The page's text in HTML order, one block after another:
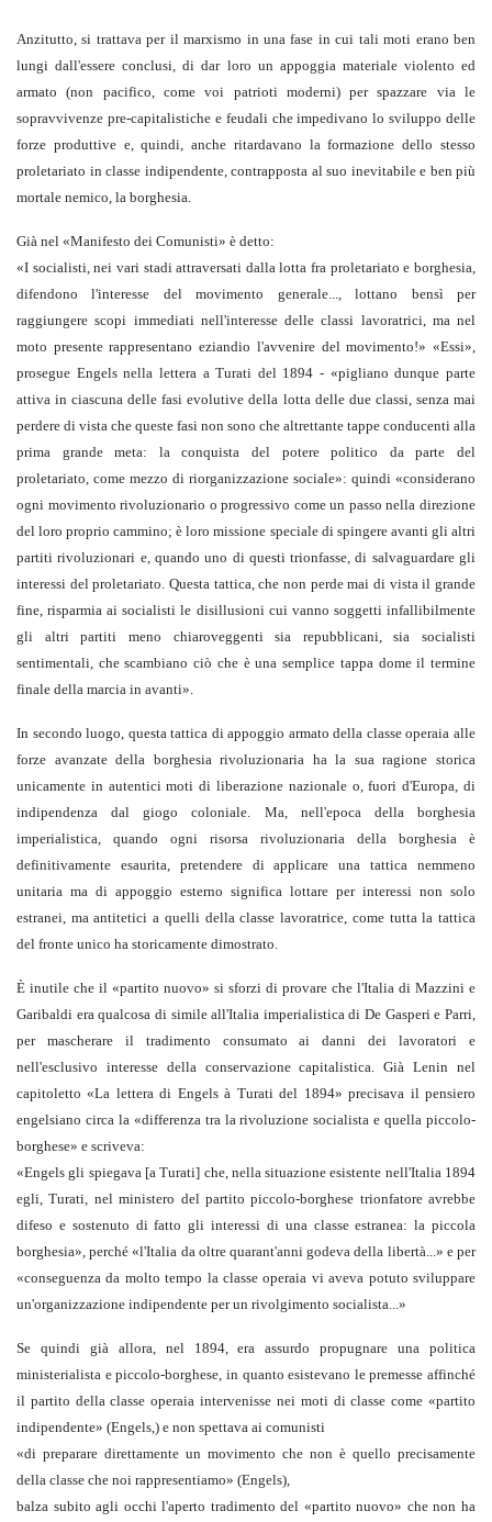
Anzitutto, si trattava per il marxismo in una fase in cui tali moti erano ben
lungi dall'essere conclusi, di dar loro un appoggia materiale violento ed
armato (non pacifico, come voi patrioti moderni) per spazzare via le
sopravvivenze pre-capitalistiche e feudali che impedivano lo sviluppo delle
forze produttive e, quindi, anche ritardavano la formazione dello stesso
proletariato in classe indipendente, contrapposta al suo inevitabile e ben più
mortale nemico, la borghesia.
Già nel «Manifesto dei Comunisti» è detto:
«I socialisti, nei vari stadi attraversati dalla lotta fra proletariato e borghesia,
difendono l'interesse del movimento generale..., lottano bensì per
raggiungere scopi immediati nell'interesse delle classi lavoratrici, ma nel
moto presente rappresentano eziandio l'avvenire del movimento!» «Essi»,
prosegue Engels nella lettera a Turati del 1894 - «pigliano dunque parte
attiva in ciascuna delle fasi evolutive della lotta delle due classi, senza mai
perdere di vista che queste fasi non sono che altrettante tappe conducenti alla
prima grande meta: la conquista del potere politico da parte del
proletariato, come mezzo di riorganizzazione sociale»: quindi «considerano
ogni movimento rivoluzionario o progressivo come un passo nella direzione
del loro proprio cammino; è loro missione speciale di spingere avanti gli altri
partiti rivoluzionari e, quando uno di questi trionfasse, di salvaguardare gli
interessi del proletariato. Questa tattica, che non perde mai di vista il grande
fine, risparmia ai socialisti le disillusioni cui vanno soggetti infallibilmente
gli altri partiti meno chiaroveggenti sia repubblicani, sia socialisti
sentimentali, che scambiano ciò che è una semplice tappa dome il termine
finale della marcia in avanti».
In secondo luogo, questa tattica di appoggio armato della classe operaia alle
forze avanzate della borghesia rivoluzionaria ha la sua ragione storica
unicamente in autentici moti di liberazione nazionale o, fuori d'Europa, di
indipendenza dal giogo coloniale. Ma, nell'epoca della borghesia
imperialistica, quando ogni risorsa rivoluzionaria della borghesia è
definitivamente esaurita, pretendere di applicare una tattica nemmeno
unitaria ma di appoggio esterno significa lottare per interessi non solo
estranei, ma antitetici a quelli della classe lavoratrice, come tutta la tattica
del fronte unico ha storicamente dimostrato.
È inutile che il «partito nuovo» si sforzi di provare che l'Italia di Mazzini e
Garibaldi era qualcosa di simile all'Italia imperialistica di De Gasperi e Parri,
per mascherare il tradimento consumato ai danni dei lavoratori e
nell'esclusivo interesse della conservazione capitalistica. Già Lenin nel
capitoletto «La lettera di Engels à Turati del 1894» precisava il pensiero
engelsiano circa la «differenza tra la rivoluzione socialista e quella piccolo-
borghese» e scriveva:
«Engels gli spiegava [a Turati] che, nella situazione esistente nell'Italia 1894
egli, Turati, nel ministero del partito piccolo-borghese trionfatore avrebbe
difeso e sostenuto di fatto gli interessi di una classe estranea: la piccola
borghesia», perché «l'Italia da oltre quarant'anni godeva della libertà...» e per
«conseguenza da molto tempo la classe operaia vi aveva potuto sviluppare
un'organizzazione indipendente per un rivolgimento socialista...»
Se quindi già allora, nel 1894, era assurdo propugnare una politica
ministerialista e piccolo-borghese, in quanto esistevano le premesse affinché
il partito della classe operaia intervenisse nei moti di classe come «partito
indipendente» (Engels,) e non spettava ai comunisti
«di preparare direttamente un movimento che non è quello precisamente
della classe che noi rappresentiamo» (Engels),
balza subito agli occhi l'aperto tradimento del «partito nuovo» che non ha